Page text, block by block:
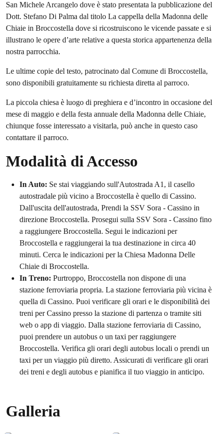
San Michele Arcangelo dove è stato presentata la pubblicazione del
Dott. Stefano Di Palma dal titolo La cappella della Madonna delle
Chiaie in Broccostella dove si ricostruiscono le vicende passate e si
illustrano le opere d’arte relative a questa storica appartenenza della
nostra parrocchia.
Le ultime copie del testo, patrocinato dal Comune di Broccostella,
sono disponibili gratuitamente su richiesta diretta al parroco.
La piccola chiesa è luogo di preghiera e d’incontro in occasione del
mese di maggio e della festa annuale della Madonna delle Chiaie,
chiunque fosse interessato a visitarla, può anche in questo caso
contattare il parroco.
Modalità di Accesso
In Auto: Se stai viaggiando sull'Autostrada A1, il casello
autostradale più vicino a Broccostella è quello di Cassino.
Dall'uscita dell'autostrada, Prendi la SSV Sora - Cassino in
direzione Broccostella. Prosegui sulla SSV Sora - Cassino fino
a raggiungere Broccostella. Segui le indicazioni per
Broccostella e raggiungerai la tua destinazione in circa 40
minuti. Cerca le indicazioni per la Chiesa Madonna Delle
Chiaie di Broccostella.
In Treno: Purtroppo, Broccostella non dispone di una
stazione ferroviaria propria. La stazione ferroviaria più vicina è
quella di Cassino. Puoi verificare gli orari e le disponibilità dei
treni per Cassino presso la stazione di partenza o tramite siti
web o app di viaggio. Dalla stazione ferroviaria di Cassino,
puoi prendere un autobus o un taxi per raggiungere
Broccostella. Verifica gli orari degli autobus locali o prendi un
taxi per un viaggio più diretto. Assicurati di verificare gli orari
dei treni e degli autobus e pianifica il tuo viaggio in anticipo.
Galleria